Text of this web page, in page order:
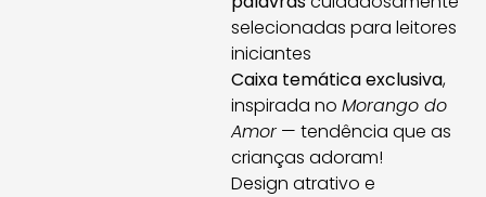
selecionadas para leitores
iniciantes
Caixa temática exclusiva,
inspirada no Morango do
Amor— tendência que as
crianças adoram!
Design atrativo e